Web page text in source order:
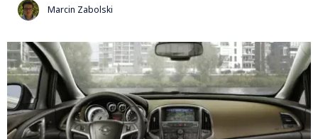
Marcin Zabolski